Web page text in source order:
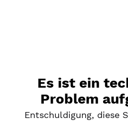
Es ist ein
Problem
Entschuldigung, diese